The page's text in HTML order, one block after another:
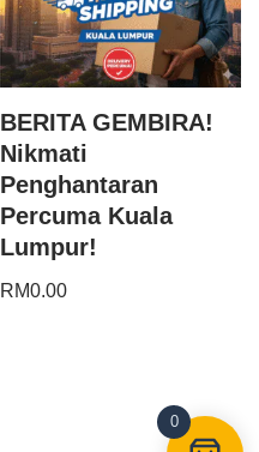
BERITA GEMBIRA!
Nikmati
Penghantaran
Percuma Kuala
Lumpur!
RM0.00
0